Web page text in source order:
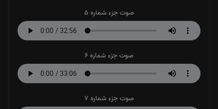
صوت جزء شماره 5
صوت جزء شماره 6
صوت جزء شماره 7